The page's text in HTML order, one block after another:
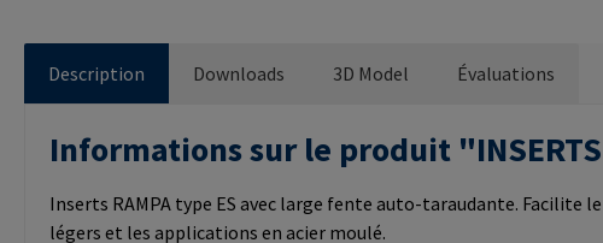
Description Downloads 3D Model Évaluations
Informations sur le produit "INSERTS
Inserts RAMPA type ES avec large fente auto-taraudante.
légers et les applications en acier moulé.